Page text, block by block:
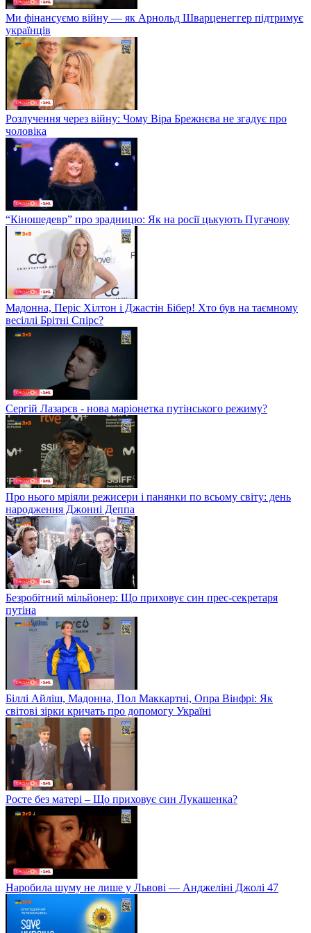
Ми фінансуємо війну — як Арнольд Шварценеггер підтримує
українців
Розлучення через війну: Чому Віра Брежнєва не згадує про
чоловіка
“Кіношедевр” про зрадницю: Як на росії цькують Пугачову
Мадонна, Періс Хілтон і Джастін Бібер! Хто був на таємному
весіллі Брітні Спірс?
Сергій Лазарєв - нова маріонетка путінського режиму?
Про нього мріяли режисери і панянки по всьому світу: день
народження Джонні Деппа
Безробітний мільйонер: Що приховує син прес-секретаря
путіна
Біллі Айліш, Мадонна, Пол Маккартні, Опра Вінфрі: Як
світові зірки кричать про допомогу Україні
Росте без матері – Що приховує син Лукашенка?
Наробила шуму не лише у Львові — Анджеліні Джолі 47